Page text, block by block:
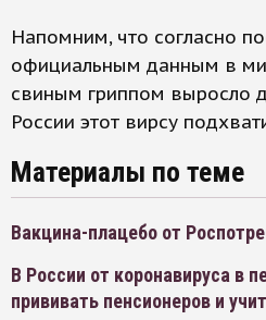
Напомним, что согласно
официальным данным в
свиным гриппом выросло
России этот вирсу
Материалы по теме
Вакцина-плацебо от
В России от коронавируса в
прививать пенсионеров и